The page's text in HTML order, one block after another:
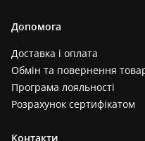
Допомога
Доставка і оплата
Обмін та повернення
Програма лояльності
Розрахунок сертифікатом
Контакти